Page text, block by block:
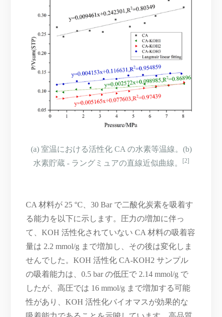
(a) 室温における活性化 CA の水素等温線。(b)
水素貯蔵 - ラングミュアの直線近似曲線。
[2]
CA 材料が 25 °C、30 Bar で二酸化炭素を吸着す
る能力を以下に示します。圧力の増加に伴っ
て、KOH 活性化されていない CA 材料の吸着容
量は 2.2 mmol/g まで増加し、その後は変化しま
せんでした。KOH 活性化 CA-KOH2 サンプル
の吸着能力は、0.5 bar の低圧で 2.14 mmol/g で
したが、高圧では 16 mmol/g まで増加する可能
性があり、KOH 活性化バイオマスが効果的な